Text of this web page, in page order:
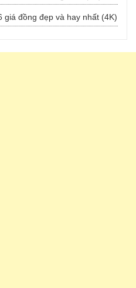
giá đồng đẹp và hay nhất (4K)